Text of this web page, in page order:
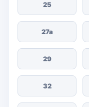
25
27а
29
32